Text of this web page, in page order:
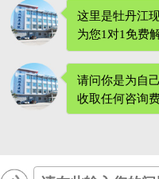
这里是牡丹江
为您1对1免费解
请问你是为自
收取任何咨询